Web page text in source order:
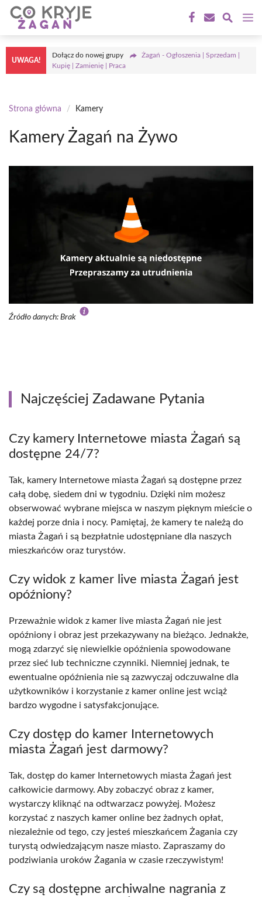
Przejdź
treści
UWAGA!
Dołącz do nowej grupy
Żagań - Ogłoszenia | Sprzedam |
Kupię | Zamienię | Praca
Strona główna / Kamery
Kamery Żagań na Żywo
Źródło danych: Brak
Najczęściej Zadawane Pytania
Czy kamery Internetowe miasta Żagań są
dostępne 24/7?
Tak, kamery Internetowe miasta Żagań są dostępne przez
całą dobę, siedem dni w tygodniu. Dzięki nim możesz
obserwować wybrane miejsca w naszym pięknym mieście o
każdej porze dnia i nocy. Pamiętaj, że kamery te należą do
miasta Żagań i są bezpłatnie udostępniane dla naszych
mieszkańców oraz turystów.
Czy widok z kamer live miasta Żagań jest
opóźniony?
Przeważnie widok z kamer live miasta Żagań nie jest
opóźniony i obraz jest przekazywany na bieżąco. Jednakże,
mogą zdarzyć się niewielkie opóźnienia spowodowane
przez sieć lub techniczne czynniki. Niemniej jednak, te
ewentualne opóźnienia nie są zazwyczaj odczuwalne dla
użytkowników i korzystanie z kamer online jest wciąż
bardzo wygodne i satysfakcjonujące.
Czy dostęp do kamer Internetowych
miasta Żagań jest darmowy?
Tak, dostęp do kamer Internetowych miasta Żagań jest
całkowicie darmowy. Aby zobaczyć obraz z kamer,
wystarczy kliknąć na odtwarzacz powyżej. Możesz
korzystać z naszych kamer online bez żadnych opłat,
niezależnie od tego, czy jesteś mieszkańcem Żagania czy
turystą odwiedzającym nasze miasto. Zapraszamy do
podziwiania uroków Żagania w czasie rzeczywistym!
Czy są dostępne archiwalne nagrania z